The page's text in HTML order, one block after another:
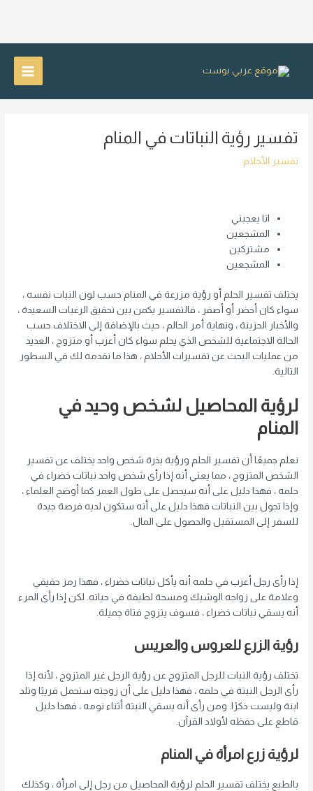
Main
تفسير رؤية النباتات في المنام
تفسير الأحلام
انا يعجبني
المشجعين
مشتركين
المشجعين
يختلف تفسير الحلم أو رؤية مزرعة في المنام حسب لون النبات نفسه ،
سواء كان أخضر أو ​​أصفر ، فالتفسير يكمن بين تحقيق الرغبات السعيدة ،
والأخبار الحزينة ، ونهاية أمر الحالم ، حيث بالإضافة إلى الاختلاف حسب
الحالة الاجتماعية للشخص الذي يحلم سواء كان أعزب أو متزوج ، العديد
من عمليات البحث عن تفسيرات الأحلام ، هذا ما نقدمه لك في السطور
التالية.
لرؤية المحاصيل لشخص وحيد في
المنام
نعلم جميعًا أن تفسير الحلم ورؤية بذرة شخص واحد يختلف عن تفسير
الشخص المتزوج ، مما يعني أنه إذا رأى شخص واحد نباتات خضراء في
حلمه ، فهذا دليل على أنه سيحصل على طول العمر كما أوضح العلماء ،
وإذا تجول بين النباتات فهذا دليل على أنه ستكون لديه فرصة جيدة
للسفر إلى المستقبل والحصول على المال.
إذا رأى رجل أعزب في حلمه أنه يأكل نباتات خضراء ، فهذا رمز حقيقي
وعلامة على زواجه الوشيك ومسحة لطيفة في حياته. لكن إذا رأى المرء
أنه يسقي نباتات خضراء ، فسوف يتزوج فتاة جميلة.
رؤية الزرع للعروس والعريس
تختلف رؤية النبات للرجل المتزوج عن رؤية الرجل غير المتزوج ، لأنه إذا
رأى الرجل النبتة في حلمه ، فهذا دليل على أن زوجته ستحمل قريبًا وتلد
ابنة وليست ذكرًا. ومن رأى أنه يسقي النبتة أثناء نومه ، فهذا دليل
قاطع على حفظه لأولاد القرآن.
لرؤية زرع امرأة في المنام
بالطبع يختلف تفسير الحلم لرؤية المحاصيل من رجل إلى امرأة ، وكذلك